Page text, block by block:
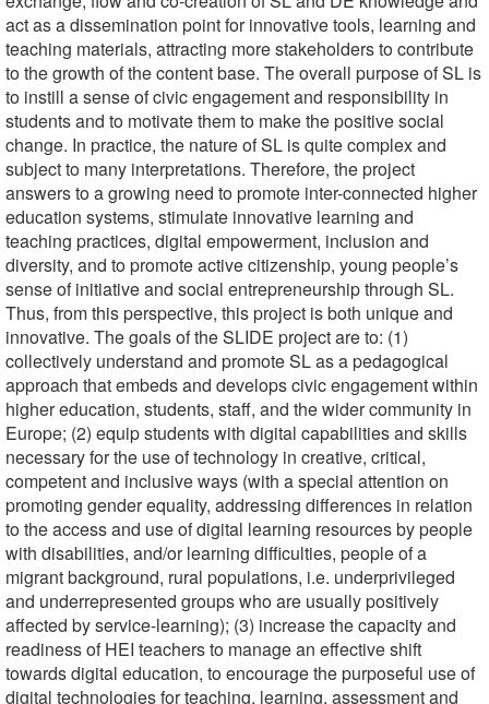
act as a dissemination point for innovative tools, learning and
teaching materials, attracting more stakeholders to contribute
to the growth of the content base. The overall purpose of SL is
to instill a sense of civic engagement and responsibility in
students and to motivate them to make the positive social
change. In practice, the nature of SL is quite complex and
subject to many interpretations. Therefore, the project
answers to a growing need to promote inter-connected higher
education systems, stimulate innovative learning and
teaching practices, digital empowerment, inclusion and
diversity, and to promote active citizenship, young people’s
sense of initiative and social entrepreneurship through SL.
Thus, from this perspective, this project is both unique and
innovative. The goals of the SLIDE project are to: (1)
collectively understand and promote SL as a pedagogical
approach that embeds and develops civic engagement within
higher education, students, staff, and the wider community in
Europe; (2) equip students with digital capabilities and skills
necessary for the use of technology in creative, critical,
competent and inclusive ways (with a special attention on
promoting gender equality, addressing differences in relation
to the access and use of digital learning resources by people
with disabilities, and/or learning difficulties, people of a
migrant background, rural populations, i.e. underprivileged
and underrepresented groups who are usually positively
affected by service-learning); (3) increase the capacity and
readiness of HEI teachers to manage an effective shift
towards digital education, to encourage the purposeful use of
digital technologies for teaching, learning, assessment and